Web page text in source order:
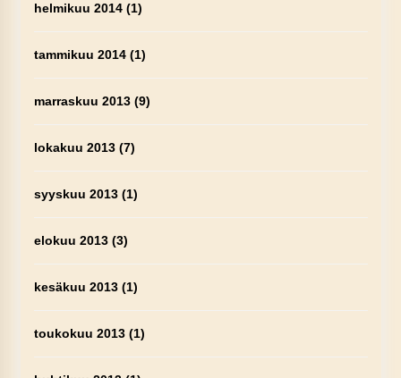
helmikuu 2014(1)
tammikuu 2014(1)
marraskuu 2013(9)
lokakuu 2013(7)
syyskuu 2013(1)
elokuu 2013(3)
kesäkuu 2013(1)
toukokuu 2013(1)